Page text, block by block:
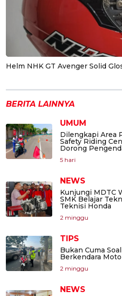
Helm NHK GT Avenger Solid
BERITA LAINNYA
UMUM
Dilengkapi Area
Safety Riding
Dorong
5 hari
NEWS
Kunjungi MDTC
SMK Belajar
Teknisi Honda
2 minggu
TIPS
Bukan Cuma
Berkendara
2 minggu
NEWS